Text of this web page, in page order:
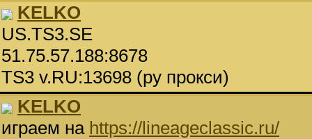
KELKO
US.TS3.SE
51.75.57.188:8678
TS3 v.RU:13698 (ру прокси)
KELKO
играем на https://lineageclassic.ru/